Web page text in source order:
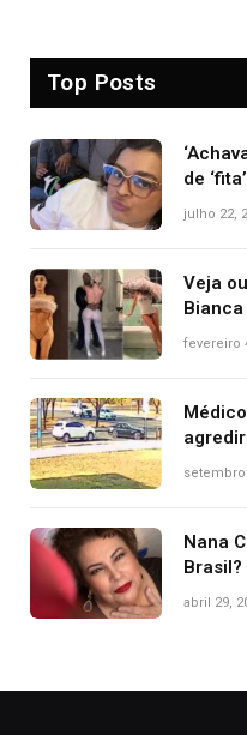
Top Posts
de
julho 22,
Veja
West
fevereiro
setembro
Nana
abril 29,